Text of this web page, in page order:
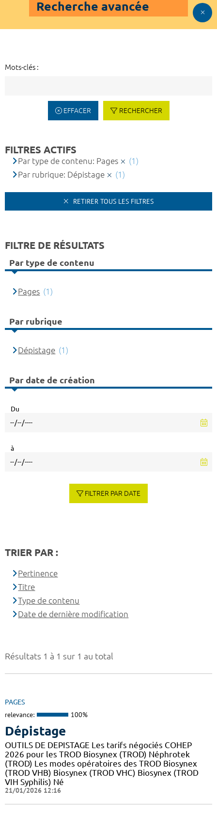
Recherche avancée
Mots-clés :
EFFACER RECHERCHER
Résultats 1 à 1 sur 1 au total
PAGES
relevance: 100%
Dépistage
OUTILS DE DEPISTAGE Les tarifs négociés COHEP
2026 pour les TROD Biosynex (TROD) Néphrotek
(TROD) Les modes opératoires des TROD Biosynex
(TROD VHB) Biosynex (TROD VHC) Biosynex (TROD
VIH Syphilis) Né
21/01/2026 12:16
FILTRES ACTIFS
Par type de contenu: Pages
(1)
Par rubrique: Dépistage
(1)
RETIRER TOUS LES FILTRES
FILTRE DE RÉSULTATS
Par type de contenu
Pages (1)
Par rubrique
Dépistage (1)
Par date de création
Du
à
FILTRER PAR DATE
TRIER PAR :
Pertinence
Titre
Type de contenu
Date de dernière modification